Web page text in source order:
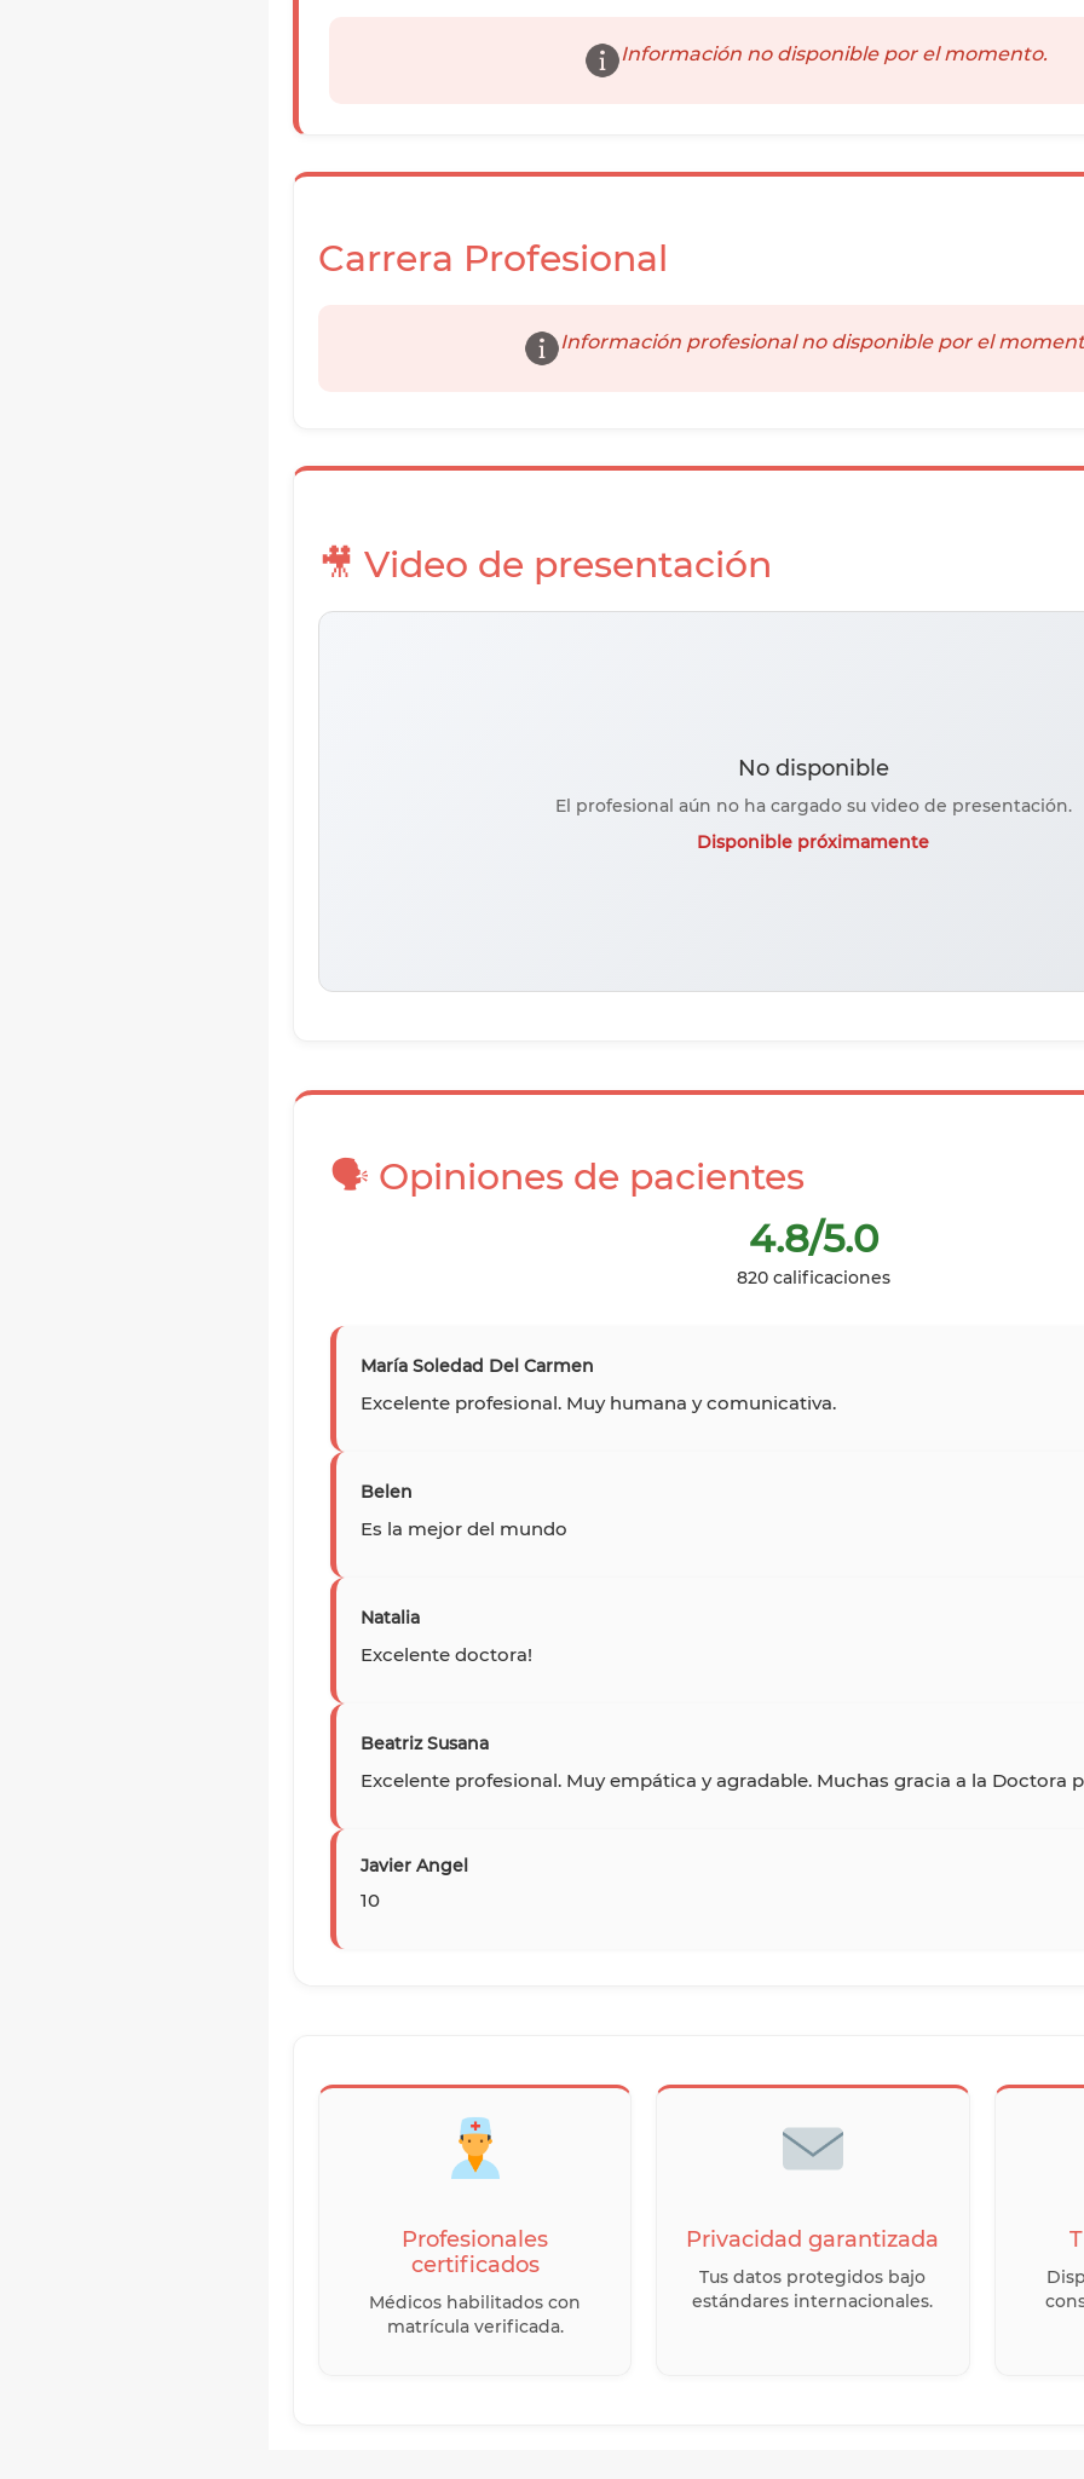
Información no disponible por el momento.
Carrera Profesional
Información profesional no disponible por el
🎥 Video de presentación
No disponible
El profesional aún no ha cargado su video de presentación.
Disponible próximamente
🗣️ Opiniones de pacientes
4.8/5.0
820calificaciones
María Soledad Del Carmen
Excelente profesional. Muy humana y comunicativa.
Belen
Es la mejor del mundo
Natalia
Excelente doctora!
Beatriz Susana
Excelente profesional. Muy empática y agradable. Muchas gracia a la Doctora
Javier Angel
10
Profesionales
certificados
Médicos habilitados con
matrícula verificada.
Privacidad garantizada
Tus datos protegidos bajo
estándares internacionales.